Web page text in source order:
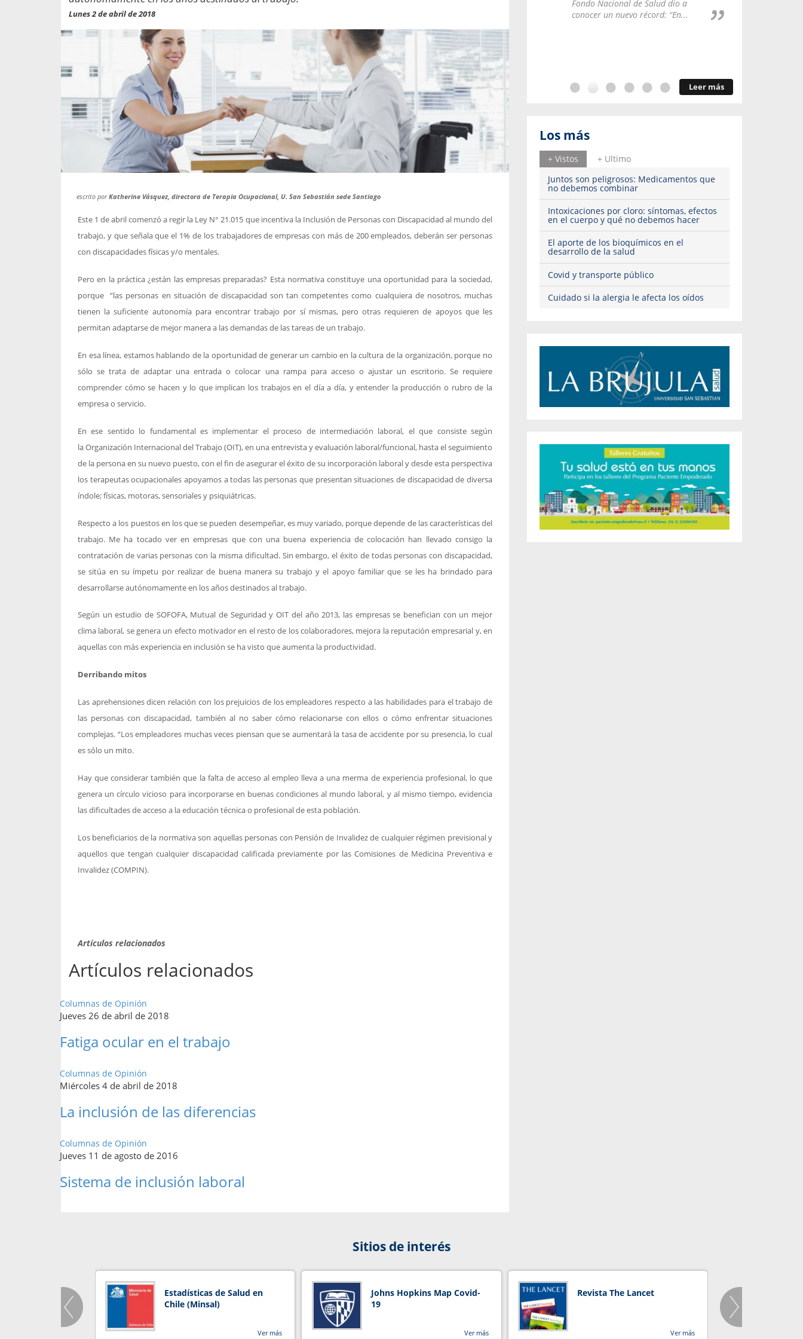
Lunes 2 de abril de 2018
escrito porKatherine Vásquez, directora de Terapia Ocupacional, U. San Sebastián sede Santiago
Este 1 de abril comenzó a regir la Ley N° 21.015 que incentiva la Inclusión de Personas con Discapacidad al mundo del
trabajo, y que señala que el 1% de los trabajadores de empresas con más de 200 empleados, deberán ser personas
con discapacidades físicas y/o mentales.
Pero en la práctica ¿están las empresas preparadas? Esta normativa constituye una oportunidad para la sociedad,
porque “las personas en situación de discapacidad son tan competentes como cualquiera de nosotros, muchas
tienen la suficiente autonomía para encontrar trabajo por sí mismas, pero otras requieren de apoyos que les
permitan adaptarse de mejor manera a las demandas de las tareas de un trabajo.
En esa línea, estamos hablando de la oportunidad de generar un cambio en la cultura de la organización, porque no
sólo se trata de adaptar una entrada o colocar una rampa para acceso o ajustar un escritorio. Se requiere
comprender cómo se hacen y lo que implican los trabajos en el día a día, y entender la producción o rubro de la
empresa o servicio.
En ese sentido lo fundamental es implementar el proceso de intermediación laboral, el que consiste según
la Organización Internacional del Trabajo (OIT), en una entrevista y evaluación laboral/funcional, hasta el seguimiento
de la persona en su nuevo puesto, con el fin de asegurar el éxito de su incorporación laboral y desde esta perspectiva
los terapeutas ocupacionales apoyamos a todas las personas que presentan situaciones de discapacidad de diversa
índole; físicas, motoras, sensoriales y psiquiátricas.
Respecto a los puestos en los que se pueden desempeñar, es muy variado, porque depende de las características del
trabajo. Me ha tocado ver en empresas que con una buena experiencia de colocación han llevado consigo la
contratación de varias personas con la misma dificultad. Sin embargo, el éxito de todas personas con discapacidad,
se sitúa en su ímpetu por realizar de buena manera su trabajo y el apoyo familiar que se les ha brindado para
desarrollarse autónomamente en los años destinados al trabajo.
Según un estudio de SOFOFA, Mutual de Seguridad y OIT del año 2013, las empresas se benefician con un mejor
clima laboral, se genera un efecto motivador en el resto de los colaboradores, mejora la reputación empresarial y, en
aquellas con más experiencia en inclusión se ha visto que aumenta la productividad.
Derribando mitos
Las aprehensiones dicen relación con los prejuicios de los empleadores respecto a las habilidades para el trabajo de
las personas con discapacidad, también al no saber cómo relacionarse con ellos o cómo enfrentar situaciones
complejas. “Los empleadores muchas veces piensan que se aumentará la tasa de accidente por su presencia, lo cual
es sólo un mito.
Hay que considerar también que la falta de acceso al empleo lleva a una merma de experiencia profesional, lo que
genera un círculo vicioso para incorporarse en buenas condiciones al mundo laboral, y al mismo tiempo, evidencia
las dificultades de acceso a la educación técnica o profesional de esta población.
Los beneficiarios de la normativa son aquellas personas con Pensión de Invalidez de cualquier régimen previsional y
aquellos que tengan cualquier discapacidad calificada previamente por las Comisiones de Medicina Preventiva e
Invalidez (COMPIN).
Artículos relacionados
Artículos relacionados
Columnas de Opinión
Jueves 26 de abril de 2018
Fatiga ocular en el trabajo
Columnas de Opinión
Miércoles 4 de abril de 2018
La inclusión de las diferencias
Columnas de Opinión
Jueves 11 de agosto de 2016
Sistema de inclusión laboral
entregados por la
sobre viajes al extranjero
propaga a un gran número de...
Fondo Nacional de Salud dio a
conocer un nuevo récord: “En...
Leer más
Los más
+ Vistos
+ Ultimo
Juntos son peligrosos: Medicamentos que
no debemos combinar
Intoxicaciones por cloro: síntomas, efectos
en el cuerpo y qué no debemos hacer
El aporte de los bioquímicos en el
desarrollo de la salud
Covid y transporte público
Cuidado si la alergia le afecta los oídos
Sitios de interés
Estadísticas de Salud en
Chile (Minsal)
Ver más
Johns Hopkins Map Covid-
19
Ver más
Revista The Lancet
Ver más